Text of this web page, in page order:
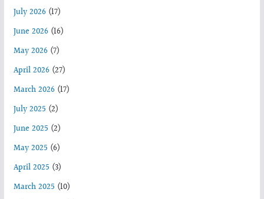
July 2026(17)
June 2026(16)
May 2026(7)
April 2026(27)
March 2026(17)
July 2025 (2)
June 2025 (2)
May 2025 (6)
April 2025 (3)
March 2025 (10)